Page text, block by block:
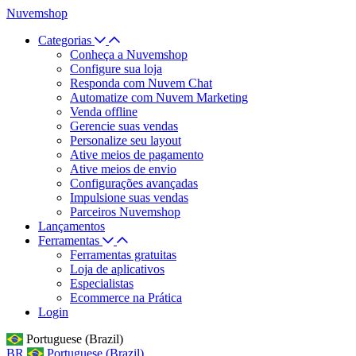
Nuvemshop
Categorias
Conheça a Nuvemshop
Configure sua loja
Responda com Nuvem Chat
Automatize com Nuvem Marketing
Venda offline
Gerencie suas vendas
Personalize seu layout
Ative meios de pagamento
Ative meios de envio
Configurações avançadas
Impulsione suas vendas
Parceiros Nuvemshop
Lançamentos
Ferramentas
Ferramentas gratuitas
Loja de aplicativos
Especialistas
Ecommerce na Prática
Login
Portuguese (Brazil)
BR
Portuguese (Brazil)